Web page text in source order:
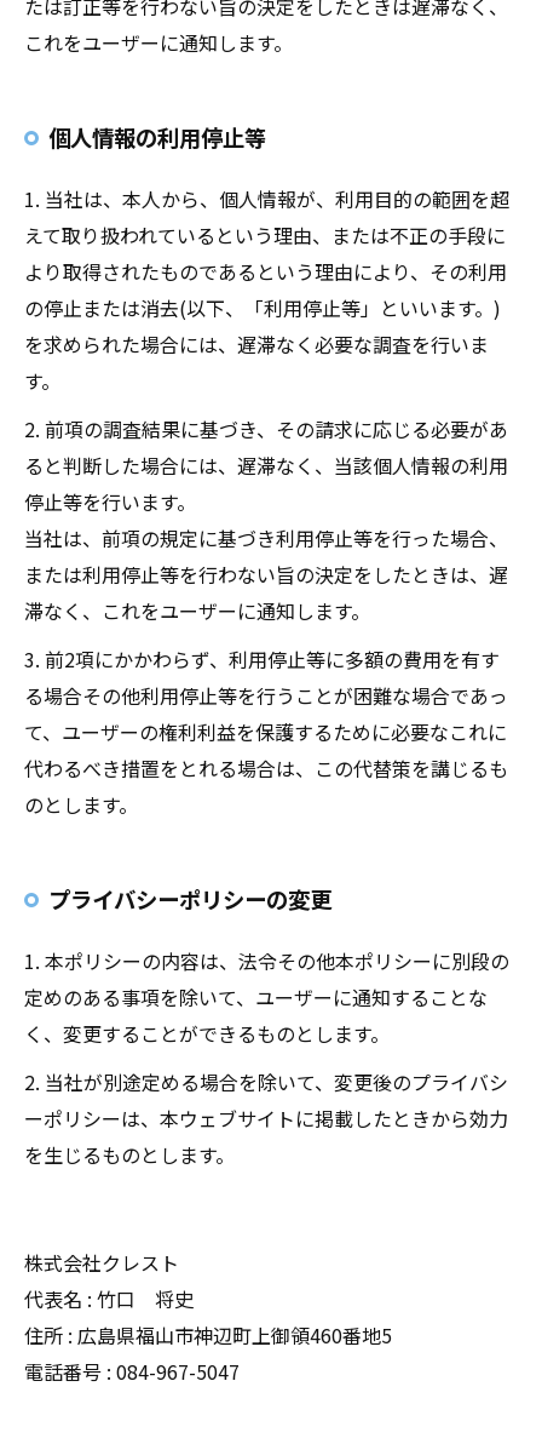
たは訂正等を行わない旨の決定をしたときは遅滞なく、
これをユーザーに通知します。
個人情報の利用停止等
1. 当社は、本人から、個人情報が、利用目的の範囲を超
えて取り扱われているという理由、または不正の手段に
より取得されたものであるという理由により、その利用
の停止または消去(以下、「利用停止等」といいます。)
を求められた場合には、遅滞なく必要な調査を行いま
す。
2. 前項の調査結果に基づき、その請求に応じる必要があ
ると判断した場合には、遅滞なく、当該個人情報の利用
停止等を行います。
当社は、前項の規定に基づき利用停止等を行った場合、
または利用停止等を行わない旨の決定をしたときは、遅
滞なく、これをユーザーに通知します。
3. 前2項にかかわらず、利用停止等に多額の費用を有す
る場合その他利用停止等を行うことが困難な場合であっ
て、ユーザーの権利利益を保護するために必要なこれに
代わるべき措置をとれる場合は、この代替策を講じるも
のとします。
プライバシーポリシーの変更
1. 本ポリシーの内容は、法令その他本ポリシーに別段の
定めのある事項を除いて、ユーザーに通知することな
く、変更することができるものとします。
2. 当社が別途定める場合を除いて、変更後のプライバシ
ーポリシーは、本ウェブサイトに掲載したときから効力
を生じるものとします。
株式会社クレスト
代表名 : 竹口 将史
住所 : 広島県福山市神辺町上御領460番地5
電話番号 : 084-967-5047